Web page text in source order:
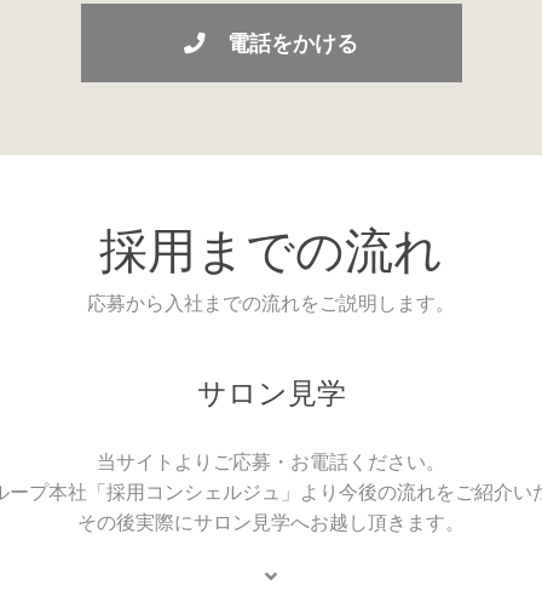
電話をかける
採用までの流れ
応募から入社までの流れをご説明します。
サロン見学
当サイトよりご応募・お電話ください。
ープ本社「採用コンシェルジュ」より今後の流れをご紹介い
その後実際にサロン見学へお越し頂きます。